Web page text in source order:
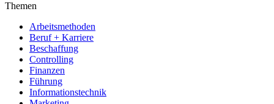
Themen
Arbeitsmethoden
Beruf + Karriere
Beschaffung
Controlling
Finanzen
Führung
Informationstechnik